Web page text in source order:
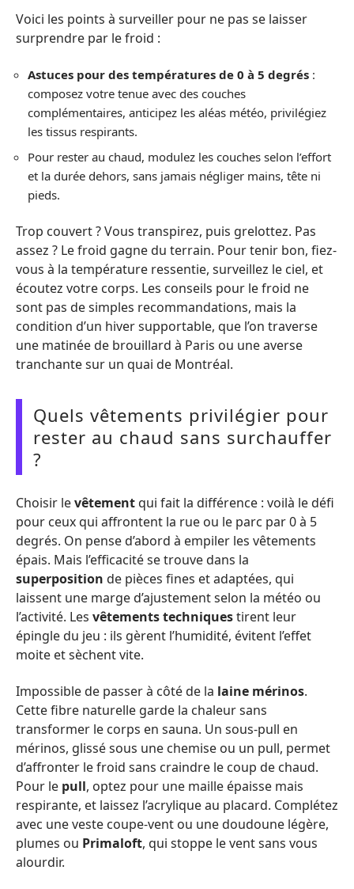
Voici les points à surveiller pour ne pas se laisser
surprendre par le froid :
Astuces pour des températures de 0 à 5 degrés :
composez votre tenue avec des couches
complémentaires, anticipez les aléas météo, privilégiez
les tissus respirants.
Pour rester au chaud, modulez les couches selon l’effort
et la durée dehors, sans jamais négliger mains, tête ni
pieds.
Trop couvert ? Vous transpirez, puis grelottez. Pas
assez ? Le froid gagne du terrain. Pour tenir bon, fiez-
vous à la température ressentie, surveillez le ciel, et
écoutez votre corps. Les conseils pour le froid ne
sont pas de simples recommandations, mais la
condition d’un hiver supportable, que l’on traverse
une matinée de brouillard à Paris ou une averse
tranchante sur un quai de Montréal.
Quels vêtements privilégier pour
rester au chaud sans surchauffer
?
Choisir levêtementqui fait la différence : voilà le défi
pour ceux qui affrontent la rue ou le parc par 0 à 5
degrés. On pense d’abord à empiler les vêtements
épais. Mais l’efficacité se trouve dans la
superposition de pièces fines et adaptées, qui
laissent une marge d’ajustement selon la météo ou
l’activité. Les vêtements techniquestirent leur
épingle du jeu : ils gèrent l’humidité, évitent l’effet
moite et sèchent vite.
Impossible de passer à côté de la laine mérinos.
Cette fibre naturelle garde la chaleur sans
transformer le corps en sauna. Un sous-pull en
mérinos, glissé sous une chemise ou un pull, permet
d’affronter le froid sans craindre le coup de chaud.
Pour le pull, optez pour une maille épaisse mais
respirante, et laissez l’acrylique au placard. Complétez
avec une veste coupe-vent ou une doudoune légère,
plumes ou Primaloft, qui stoppe le vent sans vous
alourdir.